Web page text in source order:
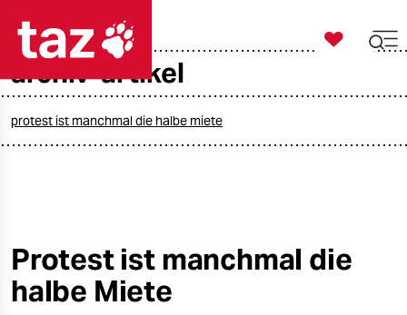
taz zahl ich
öko
gesellschaft

taz zahl ich
archiv-artikel
protest ist manchmal die halbe miete
Protest ist manchmal die
halbe Miete